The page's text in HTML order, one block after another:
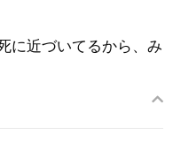
に近づいてるから、み